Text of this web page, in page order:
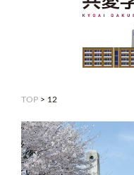
TOP > 12